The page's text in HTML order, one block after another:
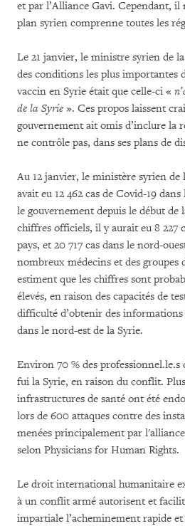
et par l’Alliance Gavi. Cependant, il
plan syrien comprenne toutes les
Le 21 janvier, le ministre syrien de
des conditions les plus importantes
vaccin en Syrie était que celle-ci «
de la Syrie ». Ces propos laissent
gouvernement ait omis d’inclure la
ne contrôle pas, dans ses plans de
Au 12 janvier, le ministère syrien de
avait eu 12 462 cas de Covid-19
le gouvernement depuis le début de
chiffres officiels, il y aurait eu 8 227
pays, et 20 717 cas dans le nord-
nombreux médecins et des groupes
estiment que les chiffres sont
élevés, en raison des capacités de
difficulté d’obtenir des
dans le nord-est de la Syrie.
Environ 70 % des professionnel.le.s
fui la Syrie, en raison du conflit.
infrastructures de santé ont été
lors de 600 attaques contre des
menées principalement par
selon Physicians for Human Rights.
Le droit international humanitaire
à un conflit armé autorisent et
impartiale l’acheminement rapide